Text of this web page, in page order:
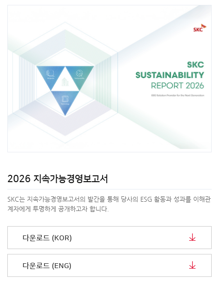
2026 지속가능경영보고서
SKC는 지속가능경영보고서의 발간을 통해 당사의 ESG 활동과 성과를 이해관
계자에게 투명하게 공개하고자 합니다.
다운로드 (KOR)
다운로드 (ENG)